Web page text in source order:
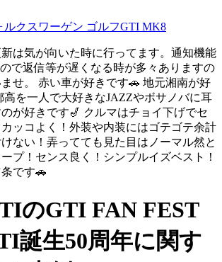
ルクスワーゲン ゴルフGTI MK8
は気が向いた時に行ってます。通知機能
で返信等が遅くなる時が多々ありますの
せ。 赤い車が好きです🚗 地元湘南が好
高を一人で大好きなJAZZやボサノバに耳
が好きです🎷 クルマはチョイ下げでセ
ッコよく！外装や内装にはゴテゴテ余計
ない！弄ってても見た目はノーマル然と
プ！センス良く！シンプルイズベスト！
です🚗
のGTI FAN FEST
誕生50周年に関す